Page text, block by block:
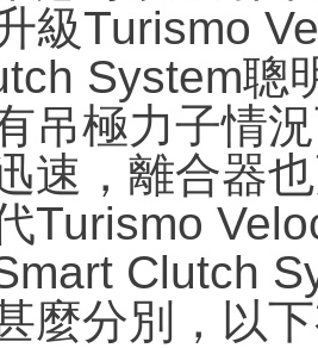
級Turismo
System聰
吊極力子情
速，離合器
Turismo
Clutch
麼分別，以